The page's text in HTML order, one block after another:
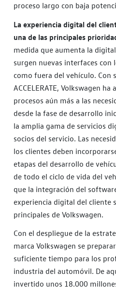
proceso largo con baja
La experiencia digital del
una de las principales
medida que aumenta la
surgen nuevas interfaces
como fuera del vehículo. Con
ACCELERATE, Volkswagen
procesos aún más a las
desde la fase de desarrollo
la amplia gama de servicios
socios del servicio. Las
los clientes deben
etapas del desarrollo de
de todo el ciclo de vida del
que la integración del
experiencia digital del cliente
principales de Volkswagen.
Con el despliegue de la
marca Volkswagen se
suficiente tiempo para los
industria del automóvil. De
invertido unos 18.000